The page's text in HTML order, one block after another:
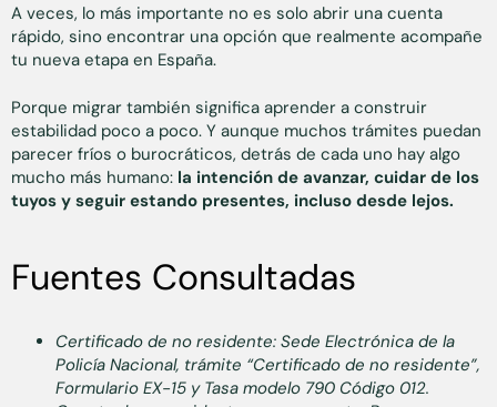
A veces, lo más importante no es solo abrir una cuenta
rápido, sino encontrar una opción que realmente acompañe
tu nueva etapa en España.
Porque migrar también significa aprender a construir
estabilidad poco a poco. Y aunque muchos trámites puedan
parecer fríos o burocráticos, detrás de cada uno hay algo
mucho más humano: la intención de avanzar, cuidar de los
tuyos y seguir estando presentes, incluso desde lejos.
Fuentes Consultadas
Certificado de no residente: Sede Electrónica de la
Policía Nacional, trámite “Certificado de no residente”,
Formulario EX-15 y Tasa modelo 790 Código 012.